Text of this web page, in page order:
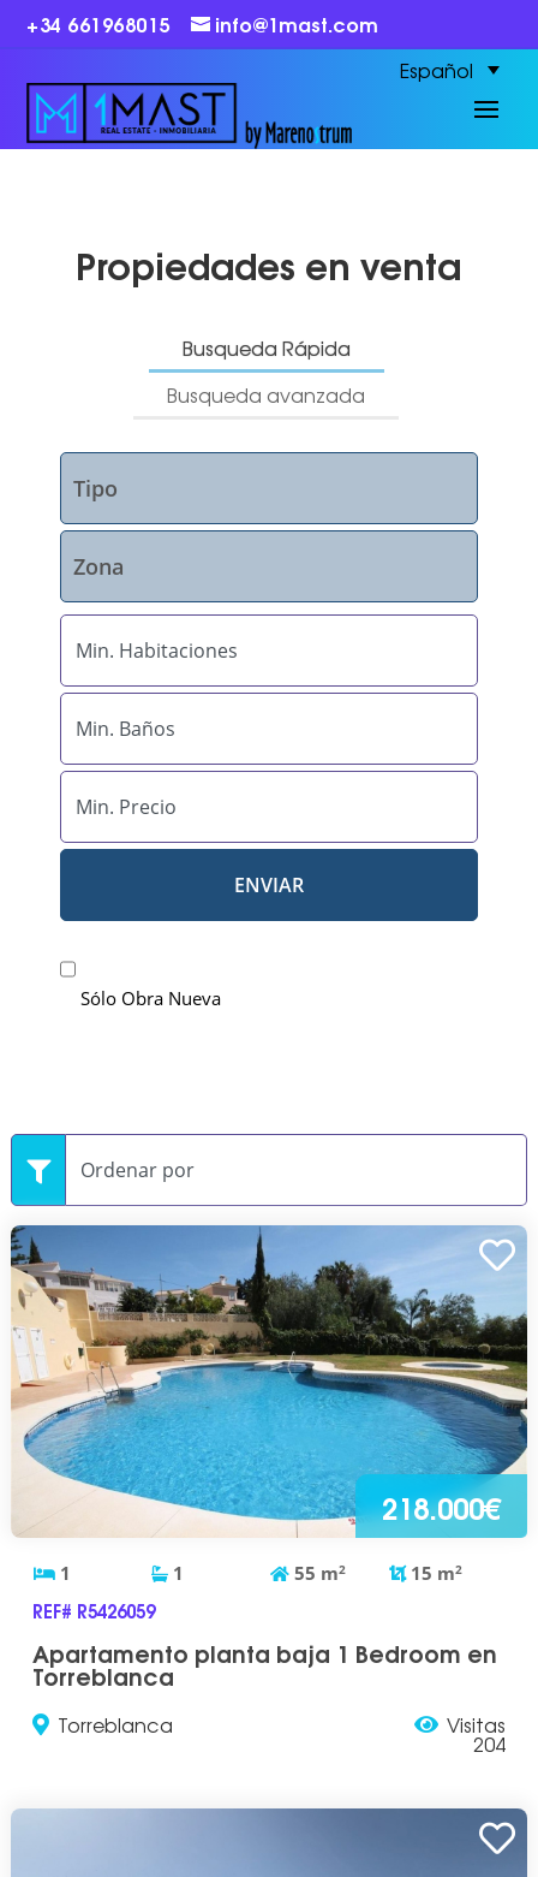
+34 661968015 info@1mast.com
Español
Propiedades en venta
Busqueda Rápida
Busqueda avanzada
ENVIAR
Sólo Obra Nueva
218.000€
1 1 55 m2 15 m2
REF# R5426059
Apartamento planta baja 1 Bedroom en
Torreblanca
Torreblanca Visitas
204